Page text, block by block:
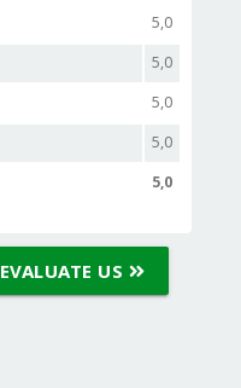
5,0
5,0
5,0
5,0
5,0
EVALUATE US